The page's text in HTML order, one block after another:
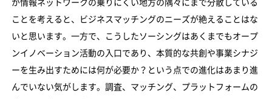
が情報ネットワークの乗りにくい地方の隅々にまで分散している
ことを考えると、ビジネスマッチングのニーズが絶えることはな
いと思います。一方で、こうしたソーシングはあくまでもオープ
ンイノベーション活動の入口であり、本質的な共創や事業シナジ
ーを生み出すためには何が必要か？という点での進化はあまり進
んでいない気がします。調査、マッチング、プラットフォームの